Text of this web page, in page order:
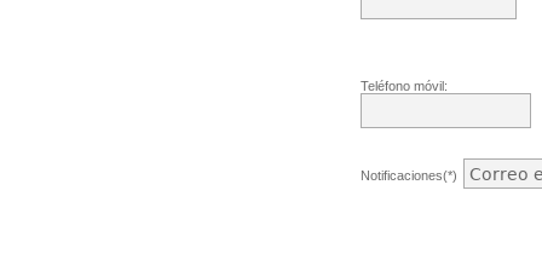
Teléfono móvil:
Notificaciones(*)